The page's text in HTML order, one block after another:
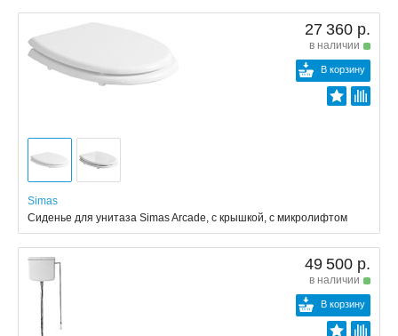
27 360 р.
в наличии
В корзину
Simas
Сиденье для унитаза Simas Arcade, с крышкой, с микролифтом
49 500 р.
в наличии
В корзину